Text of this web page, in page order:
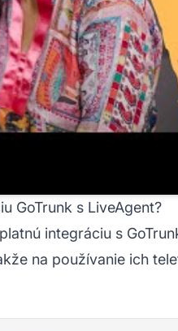
GoTrunk s LiveAgent?
integráciu s
na používanie ich